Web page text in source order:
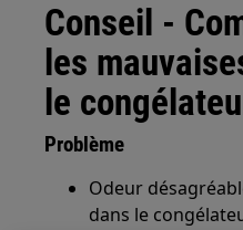
Conseil -
les
le
Problème
Odeur
dans le